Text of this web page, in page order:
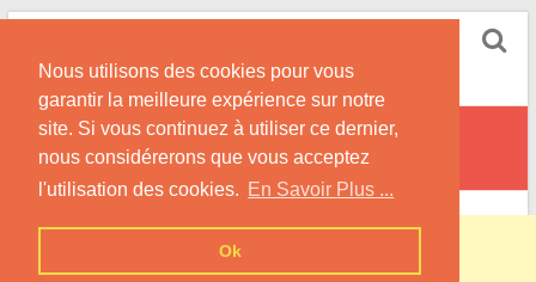
Nous utilisons des cookies pour vous
garantir la meilleure expérience sur notre
site. Si vous continuez à utiliser ce dernier,
nous considérerons que vous acceptez
l'utilisation des cookies. En Savoir Plus ...
Ok
Skip
content
Informations sur les Pompes à Chaleur
Saint-Aignan